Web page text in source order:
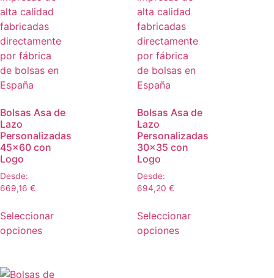
Bolsas Asa de
Lazo
Personalizadas
45×60 con
Logo
Desde:
669,16 €
Seleccionar
opciones
Bolsas Asa de
Lazo
Personalizadas
30×35 con
Logo
Desde:
694,20 €
Seleccionar
opciones